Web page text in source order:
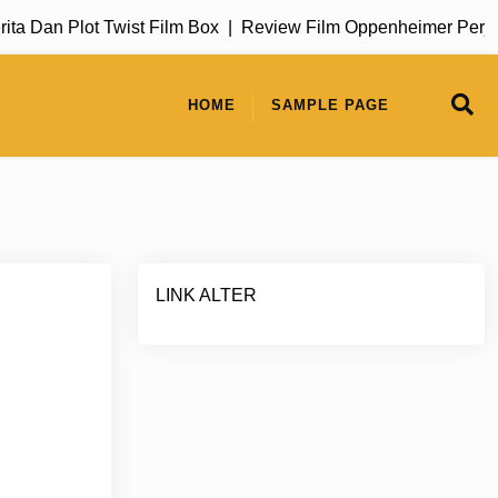
Plot Twist Film Box |Review Film Oppenheimer
HOME SAMPLE PAGE
LINK ALTER